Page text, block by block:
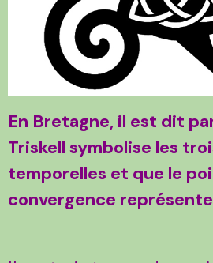
En Bretagne, il est dit
Triskell symbolise les
temporelles et que le
convergence